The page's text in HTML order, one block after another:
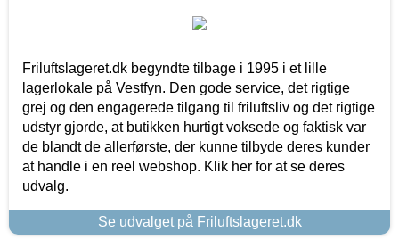
Friluftslageret.dk begyndte tilbage i 1995 i et lille
lagerlokale på Vestfyn. Den gode service, det rigtige
grej og den engagerede tilgang til friluftsliv og det rigtige
udstyr gjorde, at butikken hurtigt voksede og faktisk var
de blandt de allerførste, der kunne tilbyde deres kunder
at handle i en reel webshop. Klik her for at se deres
udvalg.
Se udvalget på Friluftslageret.dk